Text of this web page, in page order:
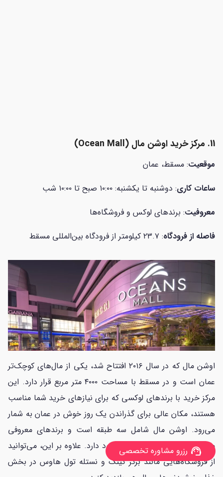
11. مرکز خرید اوشن مال (Ocean Mall)
موقعیت: مسقط، عمان
ساعات کاری: دوشنبه تا یکشنبه: ۱۰:۰۰ صبح تا ۱۰:۰۰ شب
معروفیت: برندهای لوکس و فروشگاه‌ها
فاصله از فرودگاه: ۲۳.۷ کیلومتر از فرودگاه بین‌المللی مسقط
اوشن مال که در سال ۲۰۱۶ افتتاح شد، یکی از مال‌های کوچک‌تر
عمان است و در مسقط با مساحت ۴۰۰۰ متر مربع قرار دارد. این
مرکز خرید با برندهای لوکسی که برای نیازهای خرید شما مناسب
هستند، مکان عالی برای گذراندن یک روز خوش در عمان به شمار
می‌رود. اوشن مال شامل سه طبقه است و برندهای معروفی
مانند مون بلان و باکارات را در خود دارد. علاوه بر این، می‌توانید
از فروشگاه‌هایی مانند برگر کینگ و نستله تول هاوس در بخش
support_agent رزرو مشاوره تخصصی